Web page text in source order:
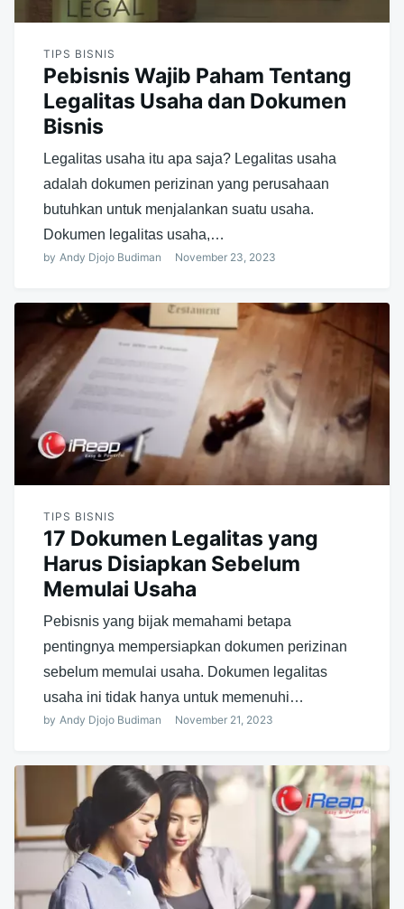
TIPS BISNIS
Pebisnis Wajib Paham Tentang
Legalitas Usaha dan Dokumen
Bisnis
Legalitas usaha itu apa saja? Legalitas usaha
adalah dokumen perizinan yang perusahaan
butuhkan untuk menjalankan suatu usaha.
Dokumen legalitas usaha,…
by Andy Djojo Budiman November 23, 2023
TIPS BISNIS
17 Dokumen Legalitas yang
Harus Disiapkan Sebelum
Memulai Usaha
Pebisnis yang bijak memahami betapa
pentingnya mempersiapkan dokumen perizinan
sebelum memulai usaha. Dokumen legalitas
usaha ini tidak hanya untuk memenuhi…
by Andy Djojo Budiman November 21, 2023